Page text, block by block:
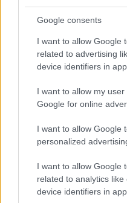
Google consents
I want to allow Google
related to advertising
device identifiers in
I want to allow my
Google for online
I want to allow Google
personalized
I want to allow Google
related to analytics
device identifiers in
A